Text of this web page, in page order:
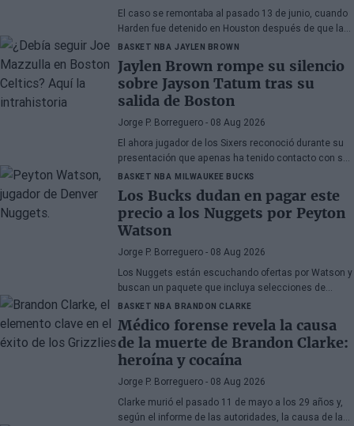
El caso se remontaba al pasado 13 de junio, cuando
Harden fue detenido en Houston después de que la
policía encontrara una pistola en su vehículo
BASKET NBA JAYLEN BROWN
Jaylen Brown rompe su silencio
sobre Jayson Tatum tras su
salida de Boston
Jorge P. Borreguero - 08 Aug 2026
El ahora jugador de los Sixers reconoció durante su
presentación que apenas ha tenido contacto con su
antiguo compañero
BASKET NBA MILWAUKEE BUCKS
Los Bucks dudan en pagar este
precio a los Nuggets por Peyton
Watson
Jorge P. Borreguero - 08 Aug 2026
Los Nuggets están escuchando ofertas por Watson y
buscan un paquete que incluya selecciones de
primera ronda, jóvenes talentos o una combinación
de ambos
BASKET NBA BRANDON CLARKE
Médico forense revela la causa
de la muerte de Brandon Clarke:
heroína y cocaína
Jorge P. Borreguero - 08 Aug 2026
Clarke murió el pasado 11 de mayo a los 29 años y,
según el informe de las autoridades, la causa de la